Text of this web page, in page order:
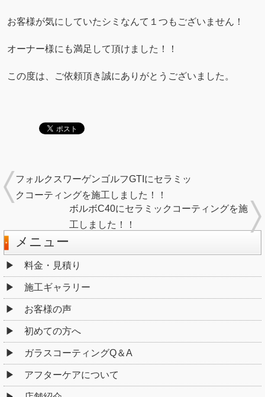
お客様が気にしていたシミなんて１つもございません！
オーナー様にも満足して頂けました！！
この度は、ご依頼頂き誠にありがとうございました。
フォルクスワーゲンゴルフGTIにセラミッ
クコーティングを施工しました！！
ボルボC40にセラミックコーティングを施
工しました！！
メニュー
料金・見積り
施工ギャラリー
お客様の声
初めての方へ
ガラスコーティングQ＆A
アフターケアについて